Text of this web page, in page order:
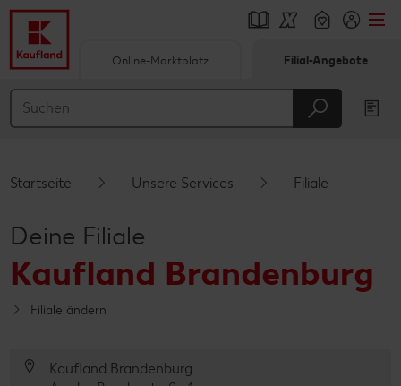
Hauptinhalt
Online-Marktplatz Filial-Angebote
Startseite Unsere Services Filiale
Deine Filiale
Kaufland Brandenburg
Filiale ändern
Kaufland Brandenburg